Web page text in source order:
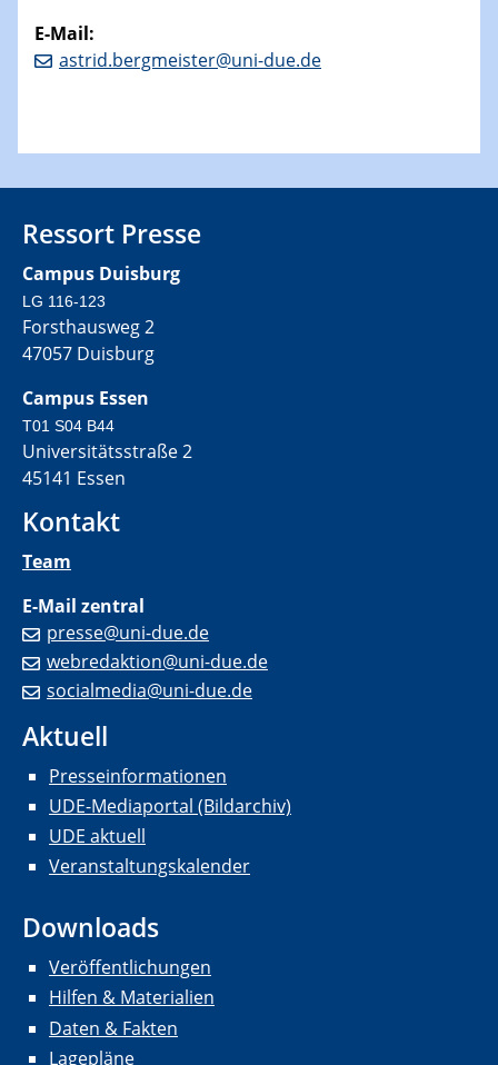
E-Mail:
astrid.bergmeister@uni-due.de
Ressort Presse
Campus Duisburg
LG 116-123
Forsthausweg 2
47057 Duisburg
Campus Essen
T01 S04 B44
Universitätsstraße 2
45141 Essen
Kontakt
Team
E-Mail zentral
presse@uni-due.de
webredaktion@uni-due.de
socialmedia@uni-due.de
Aktuell
Presseinformationen
UDE-Mediaportal (Bildarchiv)
UDE aktuell
Veranstaltungskalender
Downloads
Veröffentlichungen
Hilfen & Materialien
Daten & Fakten
Lagepläne